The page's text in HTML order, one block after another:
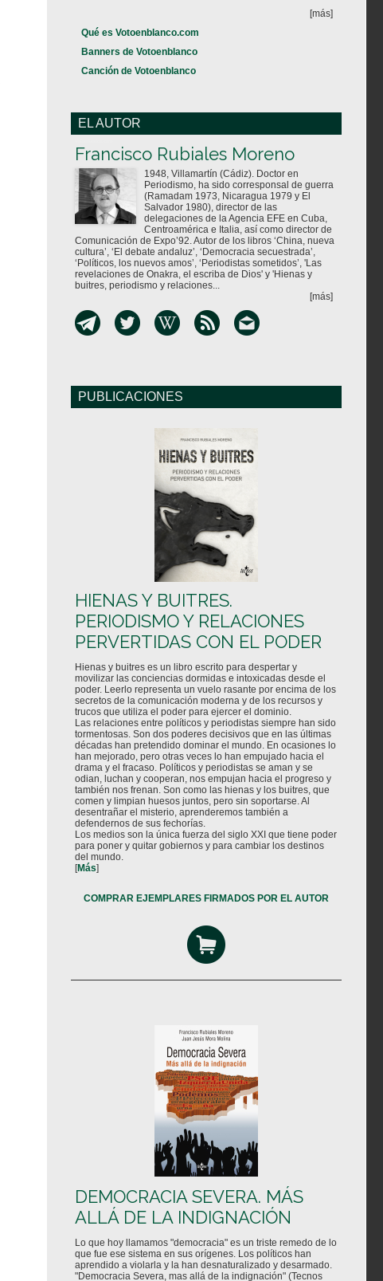
[más]
Qué es Votoenblanco.com
Banners de Votoenblanco
Canción de Votoenblanco
EL AUTOR
Francisco Rubiales Moreno
1948, Villamartín (Cádiz). Doctor en
Periodismo, ha sido corresponsal de guerra
(Ramadam 1973, Nicaragua 1979 y El
Salvador 1980), director de las
delegaciones de la Agencia EFE en Cuba,
Centroamérica e Italia, así como director de
Comunicación de Expo’92. Autor de los libros ‘China, nueva
cultura’, ‘El debate andaluz’, ‘Democracia secuestrada’,
‘Políticos, los nuevos amos’, ‘Periodistas sometidos’, 'Las
revelaciones de Onakra, el escriba de Dios' y 'Hienas y
buitres, periodismo y relaciones...
[más]
PUBLICACIONES
HIENAS Y BUITRES.
PERIODISMO Y RELACIONES
PERVERTIDAS CON EL PODER
Hienas y buitres es un libro escrito para despertar y
movilizar las conciencias dormidas e intoxicadas desde el
poder. Leerlo representa un vuelo rasante por encima de los
secretos de la comunicación moderna y de los recursos y
trucos que utiliza el poder para ejercer el dominio.
Las relaciones entre políticos y periodistas siempre han sido
tormentosas. Son dos poderes decisivos que en las últimas
décadas han pretendido dominar el mundo. En ocasiones lo
han mejorado, pero otras veces lo han empujado hacia el
drama y el fracaso. Políticos y periodistas se aman y se
odian, luchan y cooperan, nos empujan hacia el progreso y
también nos frenan. Son como las hienas y los buitres, que
comen y limpian huesos juntos, pero sin soportarse. Al
desentrañar el misterio, aprenderemos también a
defendernos de sus fechorías.
Los medios son la única fuerza del siglo XXI que tiene poder
para poner y quitar gobiernos y para cambiar los destinos
del mundo.
[Más]
COMPRAR EJEMPLARES FIRMADOS POR EL AUTOR
DEMOCRACIA SEVERA. MÁS
ALLÁ DE LA INDIGNACIÓN
Lo que hoy llamamos "democracia" es un triste remedo de lo
que fue ese sistema en sus orígenes. Los políticos han
aprendido a violarla y la han desnaturalizado y desarmado.
"Democracia Severa, mas allá de la indignación" (Tecnos